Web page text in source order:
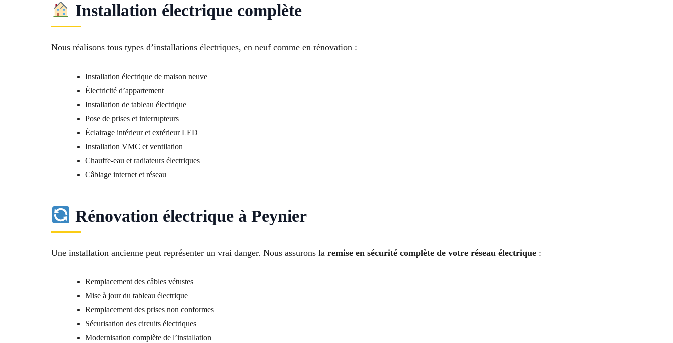
Installation électrique complète
Nous réalisons tous types d’installations électriques, en neuf comme en rénovation :
Installation électrique de maison neuve
Électricité d’appartement
Installation de tableau électrique
Pose de prises et interrupteurs
Éclairage intérieur et extérieur LED
Installation VMC et ventilation
Chauffe-eau et radiateurs électriques
Câblage internet et réseau
Rénovation électrique à Peynier
Une installation ancienne peut représenter un vrai danger. Nous assurons la remise en sécurité complète de votre réseau électrique :
Remplacement des câbles vétustes
Mise à jour du tableau électrique
Remplacement des prises non conformes
Sécurisation des circuits électriques
Modernisation complète de l’installation